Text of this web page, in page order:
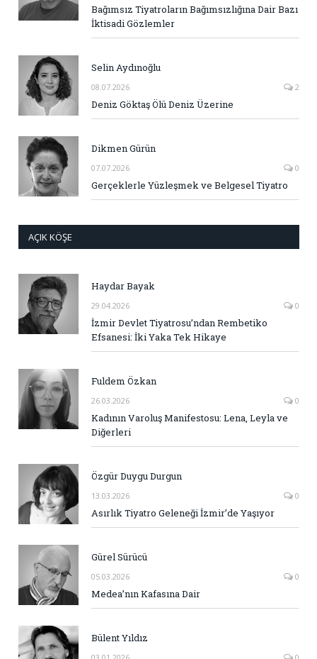
Bağımsız Tiyatroların Bağımsızlığına Dair Bazı
İktisadi Gözlemler
Selin Aydınoğlu
08.07.2026 2
Deniz Göktaş Ölü Deniz Üzerine
Dikmen Gürün
07.07.2026 0
Gerçeklerle Yüzleşmek ve Belgesel Tiyatro
AÇIK KÖŞE
Haydar Bayak
29.04.2026 0
İzmir Devlet Tiyatrosu’ndan Rembetiko
Efsanesi: İki Yaka Tek Hikaye
Fuldem Özkan
26.03.2026 0
Kadının Varoluş Manifestosu: Lena, Leyla ve
Diğerleri
Özgür Duygu Durgun
13.03.2026 0
Asırlık Tiyatro Geleneği İzmir’de Yaşıyor
Gürel Sürücü
05.03.2026 0
Medea’nın Kafasına Dair
Bülent Yıldız